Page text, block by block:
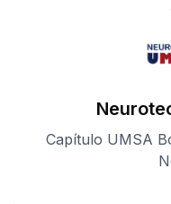
Capítulo UMSA